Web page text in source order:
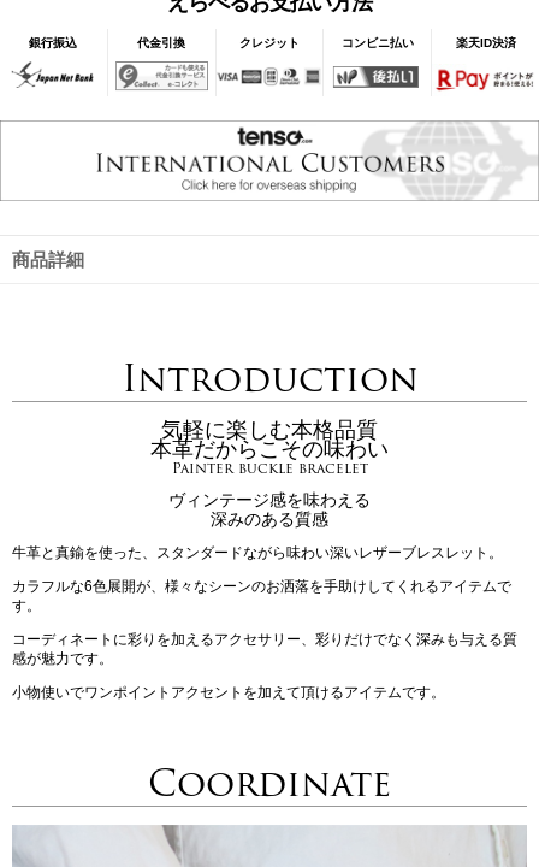
銀行振込 代金引換 クレジット コンビニ払い 楽天ID決済
商品詳細
Introduction
気軽に楽しむ本格品質
本革だからこその味わい
Painter buckle bracelet
ヴィンテージ感を味わえる
深みのある質感
牛革と真鍮を使った、スタンダードながら味わい深いレザーブレスレット。
カラフルな6色展開が、様々なシーンのお洒落を手助けしてくれるアイテムで
す。
コーディネートに彩りを加えるアクセサリー、彩りだけでなく深みも与える質
感が魅力です。
小物使いでワンポイントアクセントを加えて頂けるアイテムです。
Coordinate